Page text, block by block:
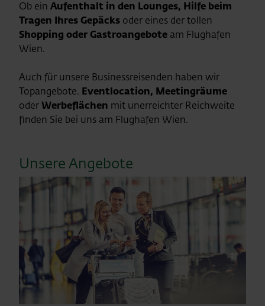
Ob ein Aufenthalt in den Lounges, Hilfe beim
Tragen Ihres Gepäcks oder eines der tollen
Shopping oder Gastroangebote am Flughafen
Wien.
Auch für unsere Businessreisenden haben wir
Topangebote. Eventlocation, Meetingräume
oderWerbeflächen mit unerreichter Reichweite
finden Sie bei uns am Flughafen Wien.
Unsere Angebote